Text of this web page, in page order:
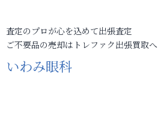
査定のプロが心を込めて出張査定
ご不要品の売却はトレファク出張買取へ
いわみ眼科